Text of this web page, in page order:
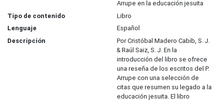
Arrupe en la educación jesuita
Tipo de contenido
Libro
Lenguaje
Español
Descripción
Por Cristóbal Madero Cabib, S. J.
& Raúl Saiz, S. J. En la
introducción del libro se ofrece
una reseña de los escritos del P.
Arrupe con una selección de
citas que resumen su legado a la
educación jesuita. El libro